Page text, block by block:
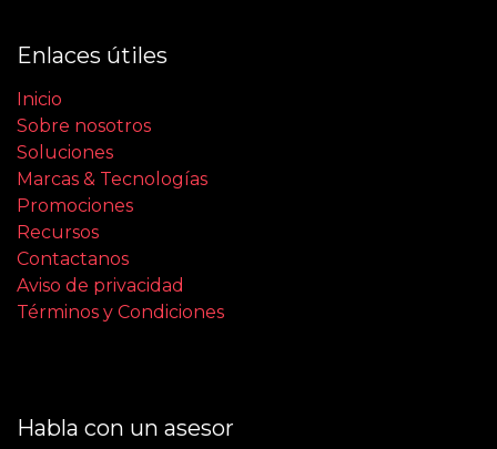
Enlaces útiles
Inicio
Sobre nosotros
Soluciones
Marcas & Tecnologías
Promociones
Recursos
Contactanos
Aviso de privacidad
Términos y Condiciones
Habla con un asesor